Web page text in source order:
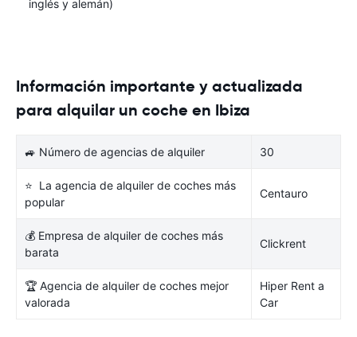
inglés y alemán)
Información importante y actualizada
para alquilar un coche en Ibiza
🚙 Número de agencias de alquiler 30
⭐ La agencia de alquiler de coches más
popular
Centauro
💰 Empresa de alquiler de coches más
barata
Clickrent
🏆 Agencia de alquiler de coches mejor
valorada
Hiper Rent a
Car